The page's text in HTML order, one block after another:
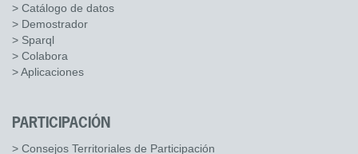
> Catálogo de datos
> Demostrador
> Sparql
> Colabora
> Aplicaciones
PARTICIPACIÓN
> Consejos Territoriales de Participación